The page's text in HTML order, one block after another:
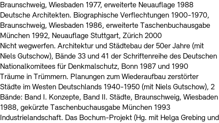
Braunschweig, Wiesbaden 1977, erweiterte Neuauflage 1988
Deutsche Architekten. Biographische Verflechtungen 1900-1970,
Braunschweig, Wiesbaden 1986, erweiterte Taschenbuchausgabe
München 1992, Neuauflage Stuttgart, Zürich 2000
Nicht wegwerfen. Architektur und Städtebau der 50er Jahre (mit
Niels Gutschow), Bände 33 und 41 der Schriftenreihe des Deutschen
Nationalkomitees für Denkmalschutz, Bonn 1987 und 1990
Träume in Trümmern. Planungen zum Wiederaufbau zerstörter
Städte im Westen Deutschlands 1940-1950 (mit Niels Gutschow), 2
Bände: Band I. Konzepte, Band II. Städte, Braunschweig, Wiesbaden
1988, gekürzte Taschenbuchausgabe München 1993
Industrielandschaft. Das Bochum-Projekt (Hg. mit Helga Grebing und